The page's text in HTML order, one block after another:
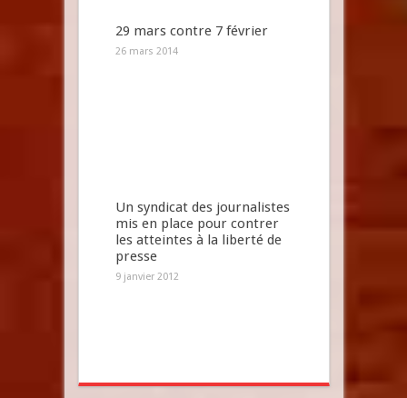
29 mars contre 7 février
26 mars 2014
Un syndicat des journalistes
mis en place pour contrer
les atteintes à la liberté de
presse
9 janvier 2012